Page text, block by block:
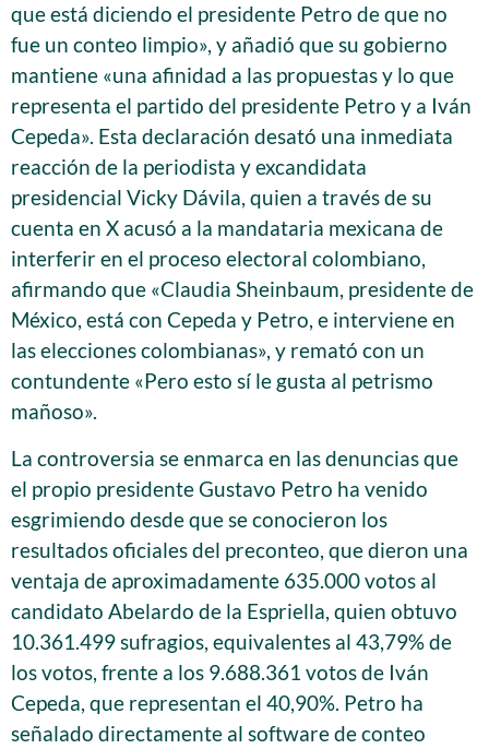
que está diciendo el presidente Petro de que no
fue un conteo limpio», y añadió que su gobierno
mantiene «una afinidad a las propuestas y lo que
representa el partido del presidente Petro y a Iván
Cepeda». Esta declaración desató una inmediata
reacción de la periodista y excandidata
presidencial Vicky Dávila, quien a través de su
cuenta en X acusó a la mandataria mexicana de
interferir en el proceso electoral colombiano,
afirmando que «Claudia Sheinbaum, presidente de
México, está con Cepeda y Petro, e interviene en
las elecciones colombianas», y remató con un
contundente «Pero esto sí le gusta al petrismo
mañoso».
La controversia se enmarca en las denuncias que
el propio presidente Gustavo Petro ha venido
esgrimiendo desde que se conocieron los
resultados oficiales del preconteo, que dieron una
ventaja de aproximadamente 635.000 votos al
candidato Abelardo de la Espriella, quien obtuvo
10.361.499 sufragios, equivalentes al 43,79% de
los votos, frente a los 9.688.361 votos de Iván
Cepeda, que representan el 40,90%. Petro ha
señalado directamente al software de conteo